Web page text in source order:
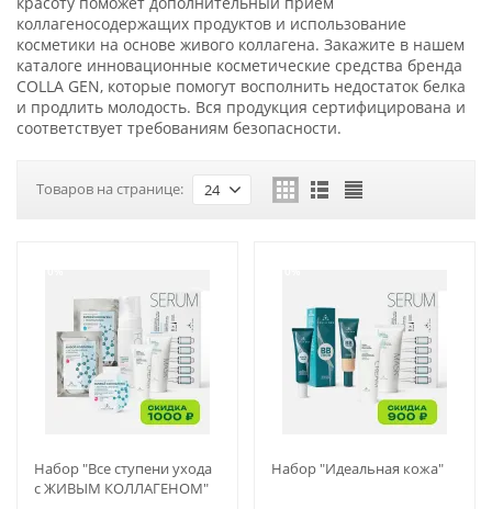
коллагеносодержащих продуктов и использование
косметики на основе живого коллагена. Закажите в нашем
каталоге инновационные косметические средства бренда
COLLA GEN, которые помогут восполнить недостаток белка
и продлить молодость. Вся продукция сертифицирована и
соответствует требованиям безопасности.
Товаров на странице: 24
Набор "Все ступени ухода
с ЖИВЫМ КОЛЛАГЕНОМ"
Набор "Идеальная кожа"